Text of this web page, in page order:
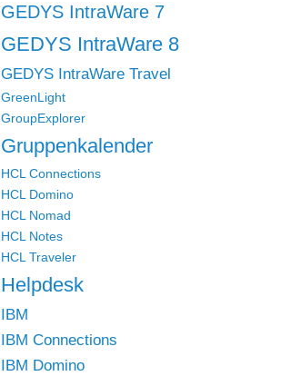
GEDYS IntraWare 7
GEDYS IntraWare 8
GEDYS IntraWare Travel
GreenLight
GroupExplorer
Gruppenkalender
HCL Connections
HCL Domino
HCL Nomad
HCL Notes
HCL Traveler
Helpdesk
IBM
IBM Connections
IBM Domino